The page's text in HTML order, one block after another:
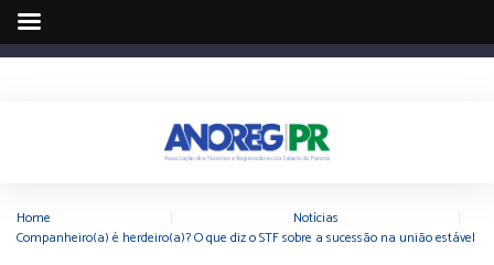
Home Notícias
Companheiro(a) é herdeiro(a)? O que diz o STF sobre a sucessão na união estável